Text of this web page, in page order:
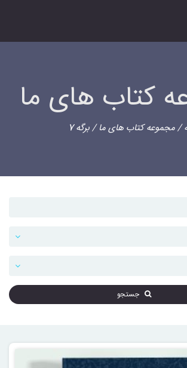
کتاب های ما
/مجموعه کتاب های ما/ برگه 7
جستجو